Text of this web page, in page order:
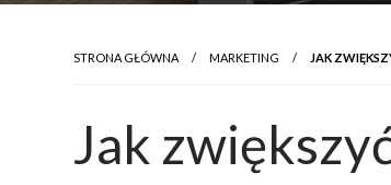
STRONA GŁÓWNA MARKETING JAK
Jak